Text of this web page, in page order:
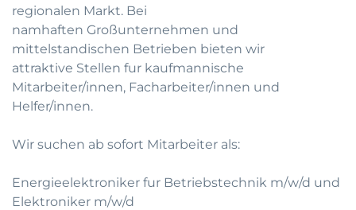
regionalen Markt. Bei
namhaften Großunternehmen und
mittelstandischen Betrieben bieten wir
attraktive Stellen fur kaufmannische
Mitarbeiter/innen, Facharbeiter/innen und
Helfer/innen.
Wir suchen ab sofort Mitarbeiter als:
Energieelektroniker fur Betriebstechnik m/w/d und
Elektroniker m/w/d